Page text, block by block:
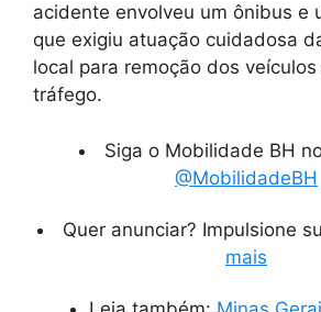
acidente envolveu um ônibus e
que exigiu atuação cuidadosa
local para remoção dos
tráfego.
Siga o Mobilidade BH
@MobilidadeBH
Quer anunciar? Impulsione
mais